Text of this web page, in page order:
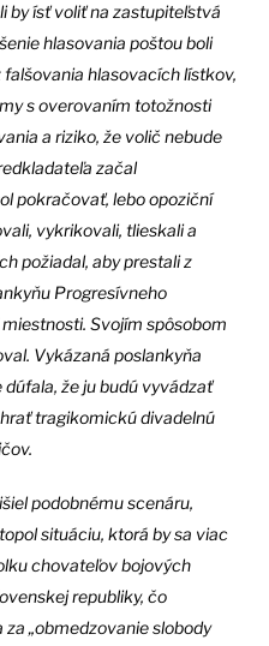
by ísť voliť na zastupiteľstvá
hlasovania poštou boli
hlasovacích lístkov,
s overovaním totožnosti
a riziko, že volič nebude
začal
pokračovať, lebo opoziční
vykrikovali, tlieskali a
požiadal, aby prestali z
Progresívneho
Svojím spôsobom
Vykázaná poslankyňa
že ju budú vyvádzať
tragikomickú divadelnú
podobnému scenáru,
situáciu, ktorá by sa viac
chovateľov bojových
republiky, čo
„obmedzovanie slobody